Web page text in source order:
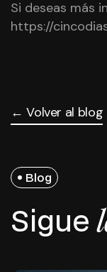
Si deseas más
https://
← Volver al blog
Blog
Sigue